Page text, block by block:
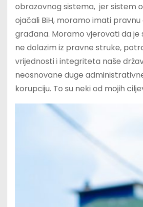
obrazovnog sistema, jer sistem
ojačali BiH, moramo imati
građana. Moramo vjerovati da je
ne dolazim iz pravne struke,
vrijednosti i integriteta naše
neosnovane duge
korupciju. To su neki od mojih